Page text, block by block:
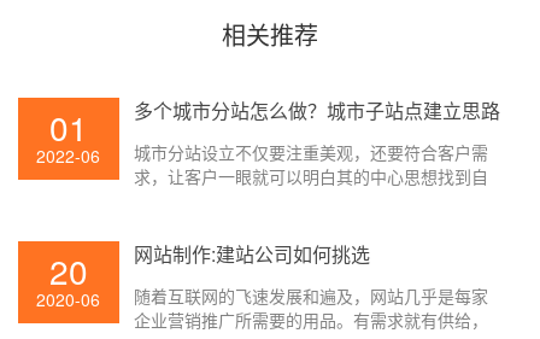
相关推荐
01
2022-06
多个城市分站怎么做？城市子站点建立思路
城市分站设立不仅要注重美观，还要符合客户需
求，让客户一眼就可以明白其的中心思想找到自
好的方便客户服务，快速高效的完成下单，城市
子站点的目的才算达成。
20
2020-06
网站制作:建站公司如何挑选
随着互联网的飞速发展和遍及，网站几乎是每家
企业营销推广所需要的用品。有需求就有供给，